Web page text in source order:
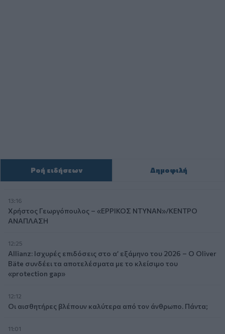
Ροή ειδήσεων Δημοφιλή
13:16
Χρήστος Γεωργόπουλος – «ΕΡΡΙΚΟΣ ΝΤΥΝΑΝ»/ΚΕΝΤΡΟ
ΑΝΑΠΛΑΣΗ
12:25
Allianz: Ισχυρές επιδόσεις στο α’ εξάμηνο του 2026 – Ο Oliver
Bäte συνδέει τα αποτελέσματα με το κλείσιμο του
«protection gap»
12:12
Οι αισθητήρες βλέπουν καλύτερα από τον άνθρωπο. Πάντα;
11:01